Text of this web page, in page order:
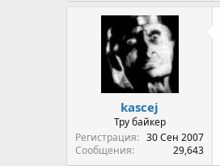
kascej
Тру байкер
Регистрация
30 Сен 2007
Сообщения
29,643